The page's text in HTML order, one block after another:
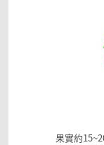
果實約